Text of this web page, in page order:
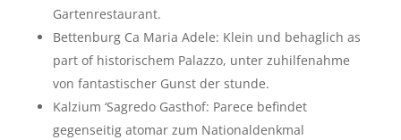
Gartenrestaurant.
Bettenburg Ca Maria Adele: Klein und behaglich as
part of historischem Palazzo, unter zuhilfenahme
von fantastischer Gunst der stunde.
Kalzium ‘Sagredo Gasthof: Parece befindet
gegenseitig atomar zum Nationaldenkmal